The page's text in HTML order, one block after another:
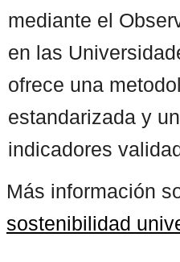
mediante el
en las
ofrece una
estandarizada y
indicadores
Más información
sostenibilidad